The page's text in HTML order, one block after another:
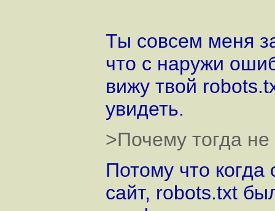
Ты совсем меня
что с наружи
вижу твой
увидеть.
>Почему тогда
Потому что когда
сайт, robots.txt